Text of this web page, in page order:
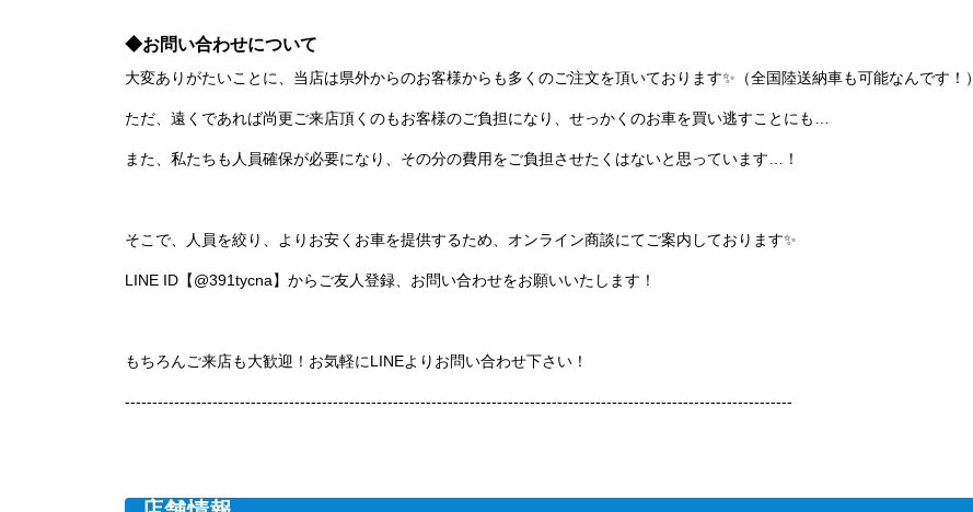
◆お問い合わせについて
大変ありがたいことに、当店は県外からのお客様からも多くのご注文を頂いております✨（全国陸送納車も可能なんです！）
ただ、遠くであれば尚更ご来店頂くのもお客様のご負担になり、せっかくのお車を買い逃すことにも…
また、私たちも人員確保が必要になり、その分の費用をご負担させたくはないと思っています…！
そこで、人員を絞り、よりお安くお車を提供するため、オンライン商談にてご案内しております✨
LINE ID【@391tycna】からご友人登録、お問い合わせをお願いいたします！
もちろんご来店も大歓迎！お気軽にLINEよりお問い合わせ下さい！
--------------------------------------------------------------------------------------------------------------------------